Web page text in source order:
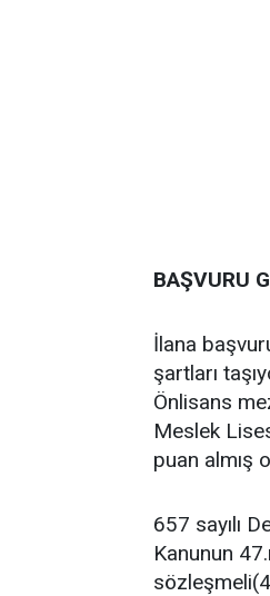
BAŞVURU
İlana
şartları
Önlisans
Meslek
puan almış
657 sayılı
Kanunun